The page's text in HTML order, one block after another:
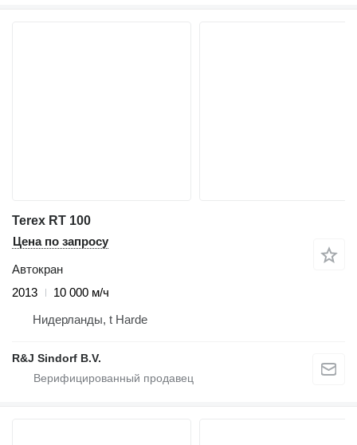
Terex RT 100
Цена по запросу
Автокран
2013
10 000 м/ч
Нидерланды, t Harde
R&J Sindorf B.V.